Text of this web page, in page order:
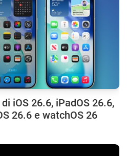
iOS 26.6, iPadOS 26.6,
26.6 e watchOS 26